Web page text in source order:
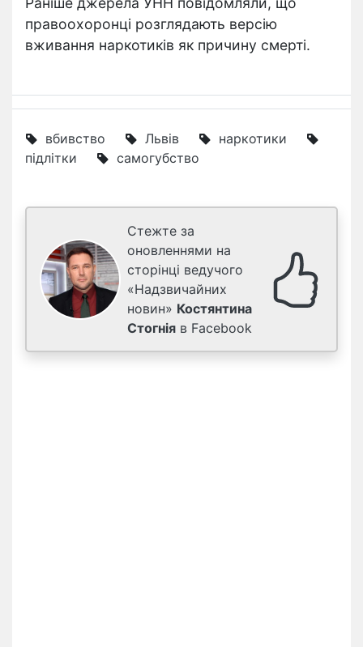
правоохоронці розглядають версію
вживання наркотиків як причину смерті.
вбивство Львів
наркотики
підлітки
самогубство
Стежте за
оновленнями на
сторінці ведучого
«Надзвичайних
новин» Костянтина
Стогнія в Facebook